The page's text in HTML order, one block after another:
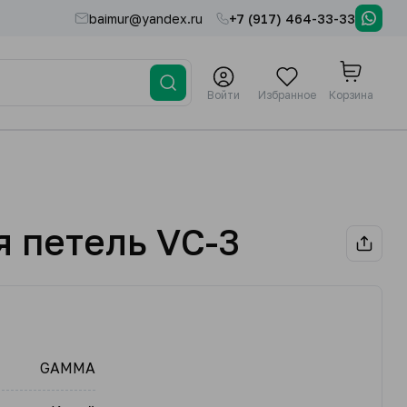
baimur@yandex.ru +7 (917) 464-33-33
Войти Избранное Корзина
VC-3
GAMMA